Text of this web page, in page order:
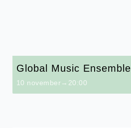
Global Music Ensemble
10 november→20:00